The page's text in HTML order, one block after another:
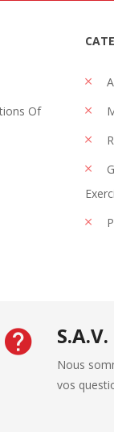
Of
S.A.V.
Nous
vos